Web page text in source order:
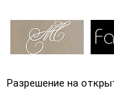
Разрешение на